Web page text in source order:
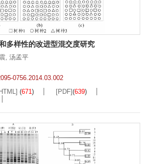
多样性的改进型混交度研究
汤孟平
0756.2014.03.002
(671 ) [PDF](639)